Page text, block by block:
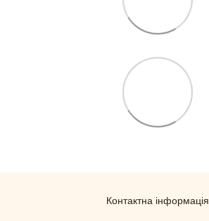
Контактна інформація